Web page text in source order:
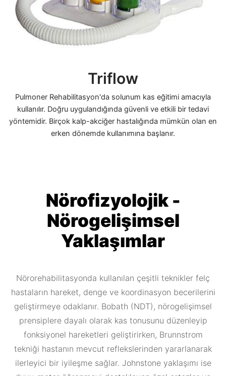
Triflow
Pulmoner Rehabilitasyon'da solunum kas eğitimi amacıyla
kullanılır. Doğru uygulandığında güvenli ve etkili bir tedavi
yöntemidir. Birçok kalp-akciğer hastalığında mümkün olan en
erken dönemde kullanımına başlanır.
Nörofizyolojik -
Nörogelişimsel
Yaklaşımlar
Nörorehabilitasyonda kullanılan çeşitli teknikler felç
hastaların hareket, denge ve koordinasyon becerilerini
geliştirmeye odaklanır. Bobath (NDT), nörogelişimsel
prensiplere dayalı olarak kas tonusunu düzenleyip
fonksiyonel hareketleri geliştirirken, Brunnstrom
tekniği hastanın mevcut reflekslerinden yararlanarak
ilerleyici bir iyileşme sağlar. Johnstone yaklaşımı ise